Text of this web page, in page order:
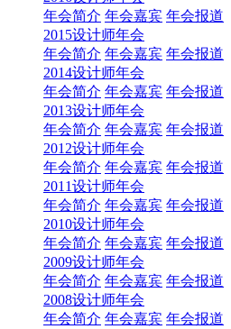
年会简介 年会嘉宾 年会报道
2015设计师年会
年会简介 年会嘉宾 年会报道
2014设计师年会
年会简介 年会嘉宾 年会报道
2013设计师年会
年会简介 年会嘉宾 年会报道
2012设计师年会
年会简介 年会嘉宾 年会报道
2011设计师年会
年会简介 年会嘉宾 年会报道
2010设计师年会
年会简介 年会嘉宾 年会报道
2009设计师年会
年会简介 年会嘉宾 年会报道
2008设计师年会
年会简介 年会嘉宾 年会报道